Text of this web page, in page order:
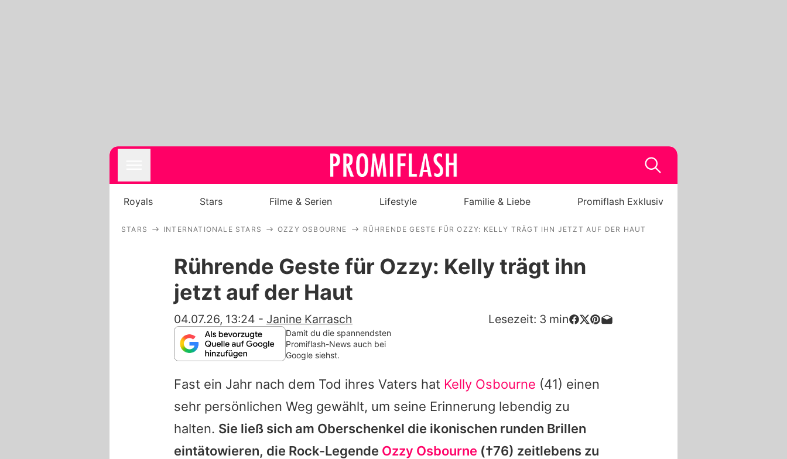
Royals
Stars
Filme & Serien
Familie & Liebe
App runterladen
Royals Stars Filme & Serien Lifestyle Familie & Liebe Promiflash Exklusiv
STARS INTERNATIONALE STARS OZZY OSBOURNE RÜHRENDE GESTE FÜR OZZY: KELLY TRÄGT IHN JETZT AUF DER HAUT
Rührende Geste für Ozzy: Kelly trägt ihn
jetzt auf der Haut
04.07.26, 13:24 - Janine Karrasch Lesezeit: 3 min
Damit du die spannendsten
Promiflash-News auch bei
Google siehst.
Fast ein Jahr nach dem Tod ihres Vaters hat Kelly Osbourne (41) einen
sehr persönlichen Weg gewählt, um seine Erinnerung lebendig zu
halten. Sie ließ sich am Oberschenkel die ikonischen runden Brillen
eintätowieren, die Rock-Legende Ozzy Osbourne (†76) zeitlebens zu